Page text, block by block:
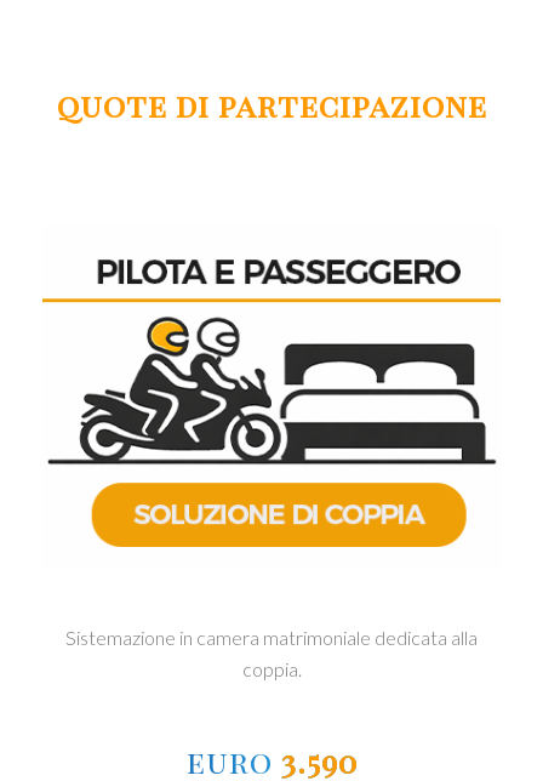
quote di partecipazione
Sistemazione in camera matrimoniale dedicata alla
coppia.
euro 3.590